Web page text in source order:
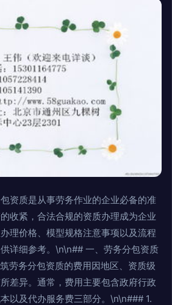
资质是从事劳务作业的企业必备的准
收紧，合法合规的资质办理成为企业
理价格、模型规格注意事项以及流程
详细参考。\n\n## 一、劳务分包资质
劳务分包资质的费用因地区、资质级
差异。通常，费用主要包含政府行政
以及代办服务费三部分。\n\n### 1.